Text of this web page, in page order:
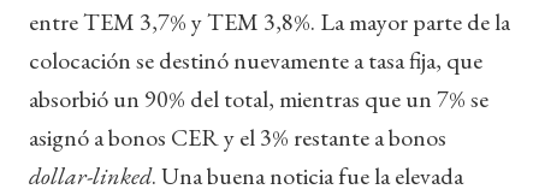
entre TEM 3,7% y TEM 3,8%. La mayor parte de la
colocación se destinó nuevamente a tasa fija, que
absorbió un 90% del total, mientras que un 7% se
asignó a bonos CER y el 3% restante a bonos
dollar-linked. Una buena noticia fue la elevada